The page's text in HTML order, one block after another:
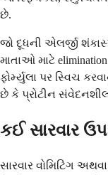
છે.
જો દૂધની એલર્જી
માતાઓ માટે
ફોર્મ્યુલા પર સ્વિચ
છે કે પ્રોટીન
કઈ સારવાર
સારવાર વોમિટિંગ